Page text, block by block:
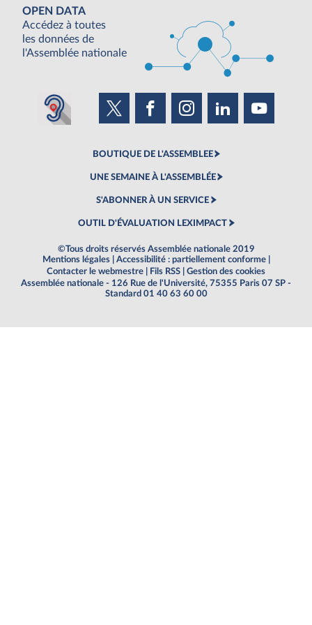
OPEN DATA
Accédez à toutes
les données de
l'Assemblée nationale
BOUTIQUE DE L'ASSEMBLEE
UNE SEMAINE À L'ASSEMBLÉE
S'ABONNER À UN SERVICE
OUTIL D'ÉVALUATION LEXIMPACT
©Tous droits réservés Assemblée nationale 2019
Mentions légales
Accessibilité : partiellement conforme
Contacter le webmestre
Fils RSS
Gestion des cookies
Assemblée nationale - 126 Rue de l'Université, 75355 Paris 07 SP -
Standard 01 40 63 60 00